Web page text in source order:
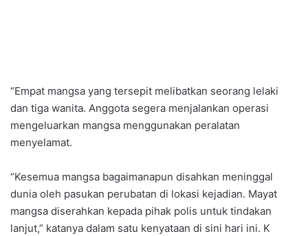
“Empat mangsa yang tersepit melibatkan seorang lelaki
dan tiga wanita. Anggota segera menjalankan operasi
mengeluarkan mangsa menggunakan peralatan
menyelamat.
“Kesemua mangsa bagaimanapun disahkan meninggal
dunia oleh pasukan perubatan di lokasi kejadian. Mayat
mangsa diserahkan kepada pihak polis untuk tindakan
lanjut,” katanya dalam satu kenyataan di sini hari ini. K